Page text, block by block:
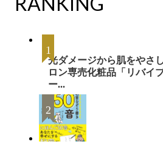
光ダメージから肌をや
ロン専売化粧品「リバイ
ー...